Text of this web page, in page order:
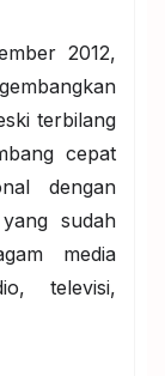
2012,
terbilang
cepat
dengan
sudah
media
televisi,